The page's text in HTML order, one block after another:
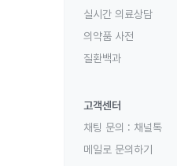
실시간 의료상담
의약품 사전
질환백과
고객센터
채팅 문의 : 채널톡
메일로 문의하기